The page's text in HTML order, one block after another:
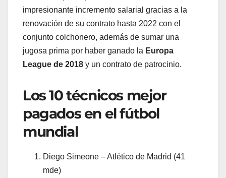
impresionante incremento salarial gracias a la
renovación de su contrato hasta 2022 con el
conjunto colchonero, además de sumar una
jugosa prima por haber ganado la Europa
League de 2018 y un contrato de patrocinio.
Los 10 técnicos mejor
pagados en el fútbol
mundial
Diego Simeone – Atlético de Madrid (41
mde)